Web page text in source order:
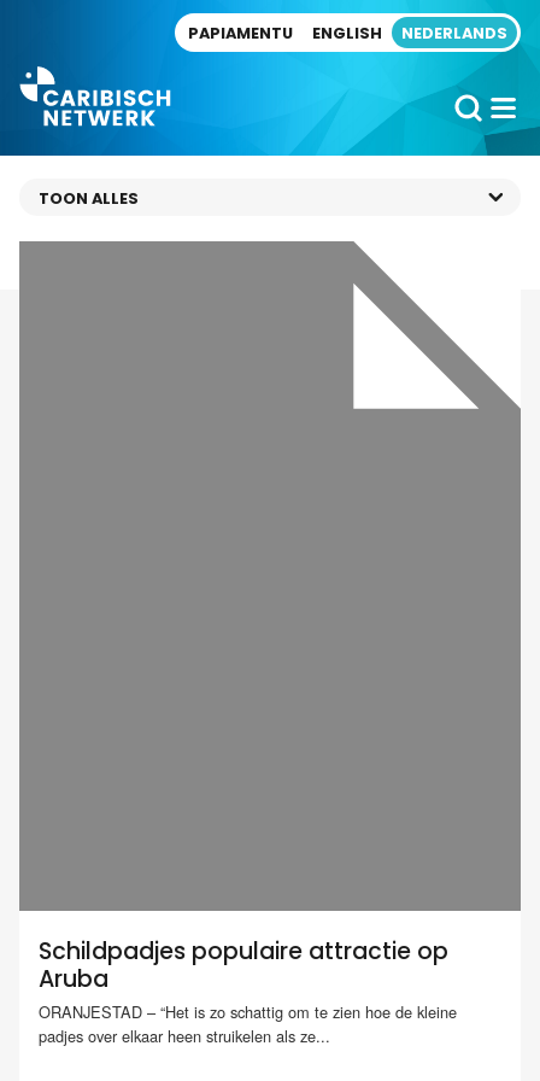
PAPIAMENTU ENGLISH NEDERLANDS
Schildpadjes populaire attractie op
Aruba
ORANJESTAD – “Het is zo schattig om te zien hoe de kleine
padjes over elkaar heen struikelen als ze...